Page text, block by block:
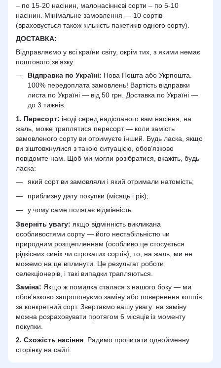
– по 15-20 насінин, малонасіннєві сорти – по 5-10
насінин. Мінімальне замовлення — 10 сортів
(враховується також кількість пакетиків одного сорту).
ДОСТАВКА:
Відправляємо у всі країни світу, окрім тих, з якими немає
поштового зв’язку:
Відправка по Україні: Нова Пошта або Укрпошта.
100% передоплата замовлень! Вартість відправки
листа по Україні — від 50 грн. Доставка по Україні —
до 3 тижнів.
1. Пересорт: іноді серед надісланого вам насіння, на
жаль, може траплятися пересорт — коли замість
замовленого сорту ви отримуєте інший. Будь ласка, якщо
ви зіштовхнулися з такою ситуацією, обов’язково
повідомте нам. Щоб ми могли розібратися, вкажіть, будь
ласка:
який сорт ви замовляли і який отримали натомість;
приблизну дату покупки (місяць і рік);
у чому саме полягає відмінність.
Зверніть увагу: якщо відмінність викликана
особливостями сорту — його нестабільністю чи
природним розщепленням (особливо це стосується
рідкісних синіх чи строкатих сортів), то, на жаль, ми не
можемо на це вплинути. Це результат роботи
селекціонерів, і такі випадки трапляються.
Заміна: Якщо ж помилка сталася з нашого боку — ми
обов’язково запропонуємо заміну або повернення коштів
за конкретний сорт. Звертаємо вашу увагу: на заміну
можна розраховувати протягом 6 місяців із моменту
покупки.
2. Схожість насіння . Радимо прочитати однойменну
сторінку на сайті.